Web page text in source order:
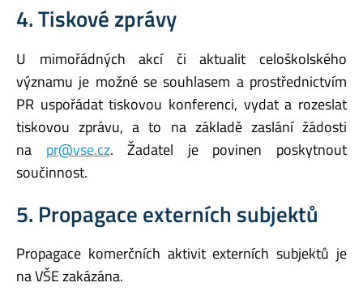
4. Tiskové zprávy
U mimořádných akcí či aktualit celoškolského
významu je možné se souhlasem a prostřednictvím
PR uspořádat tiskovou konferenci, vydat a rozeslat
tiskovou zprávu, a to na základě zaslání žádosti
na pr@vse.cz. Žadatel je povinen poskytnout
součinnost.
5. Propagace externích subjektů
Propagace komerčních aktivit externích subjektů je
na VŠE zakázána.